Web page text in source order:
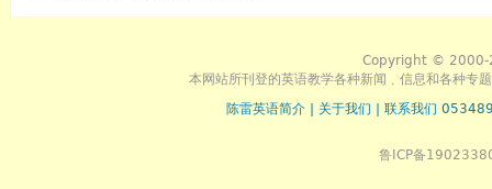
Copyright © 2000-
本网站所刊登的英语教学各种新闻﹑信息和各种专
陈雷英语简介
关于我们 联系我们
鲁ICP备